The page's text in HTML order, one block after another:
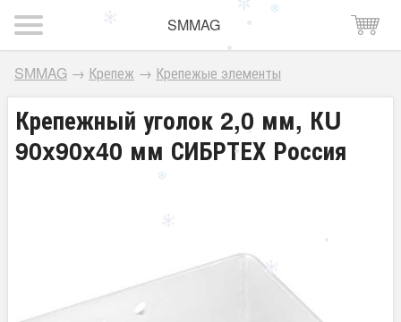
SMMAG
SMMAG → Крепеж → Крепежые элементы
Крепежный уголок 2,0 мм, КU
90x90x40 мм СИБРТЕХ Россия